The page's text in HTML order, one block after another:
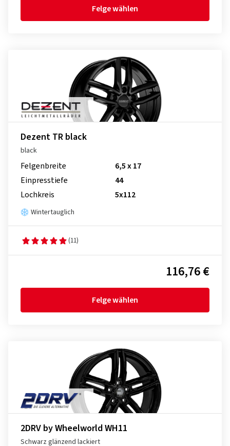
Felge wählen
Dezent TR black
black
Felgenbreite
6,5 x 17
Einpresstiefe
44
Lochkreis
5x112
Wintertauglich
(11)
116,76 €
Felge wählen
2DRV by Wheelworld WH11
Schwarz glänzend lackiert